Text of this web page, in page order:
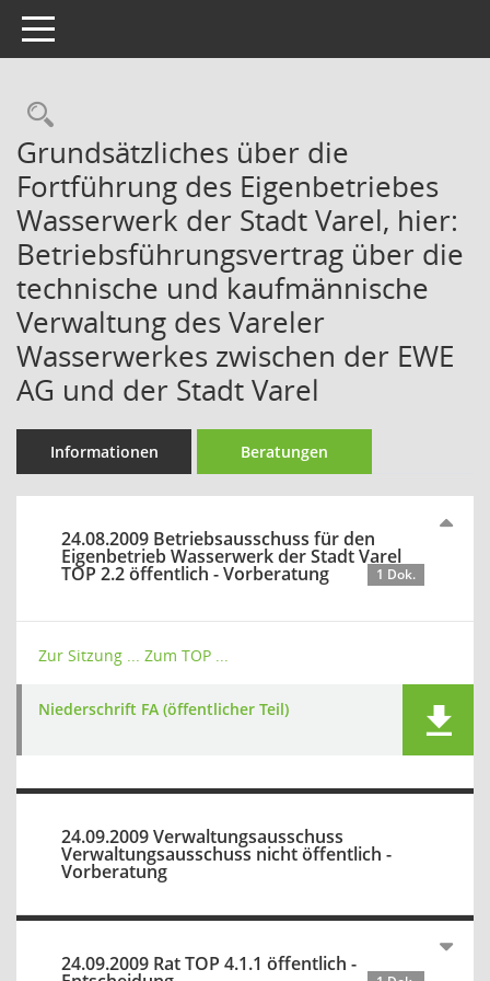
Toggle navigation
Rechercheauswahl
Grundsätzliches über die
Fortführung des Eigenbetriebes
Wasserwerk der Stadt Varel, hier:
Betriebsführungsvertrag über die
technische und kaufmännische
Verwaltung des Vareler
Wasserwerkes zwischen der EWE
AG und der Stadt Varel
Informationen Beratungen
24.08.2009 Betriebsausschuss für den
Eigenbetrieb Wasserwerk der Stadt Varel
TOP 2.2 öffentlich - Vorberatung 1 Dok.
Zur Sitzung ... Zum TOP ...
Niederschrift FA (öffentlicher Teil)
24.09.2009 Verwaltungsausschuss
Verwaltungsausschuss nicht öffentlich -
Vorberatung
24.09.2009 Rat TOP 4.1.1 öffentlich -